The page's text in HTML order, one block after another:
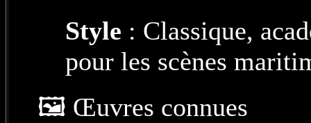
Style : Classique,
pour les scènes
🖼️ Œuvres connues